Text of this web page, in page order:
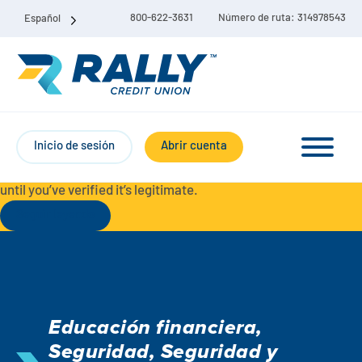
Español 800-622-3631 Número de ruta: 314978543
Inicio de sesión Abrir cuenta
Cuenta corriente Liberty
Ahorro
contact Rally Credit Union using our official phone numbers. If
you receive a letter, email, text message, or other
until you’ve verified it’s legitimate.
Educación financiera,
Seguridad, Seguridad y